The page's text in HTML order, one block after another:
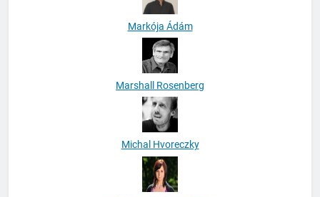
Markója Ádám
Marshall Rosenberg
Michal Hvoreczky